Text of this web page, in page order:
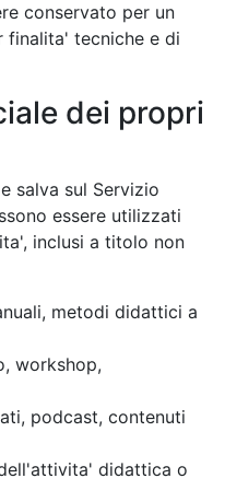
conservato per un
finalita' tecniche e di
dei propri
salva sul Servizio
essere utilizzati
inclusi a titolo non
metodi didattici a
workshop,
podcast, contenuti
didattica o